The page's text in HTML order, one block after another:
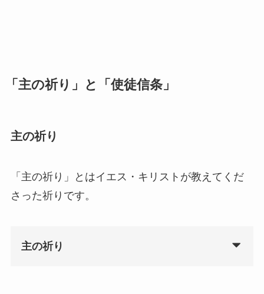
「主の祈り」と「使徒信条」
主の祈り
「主の祈り」とはイエス・キリストが教えてくだ
さった祈りです。
主の祈り